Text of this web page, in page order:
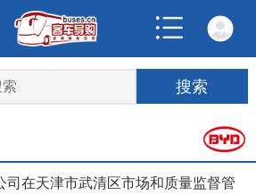
司在天津市武清区市场和质量监督管